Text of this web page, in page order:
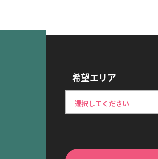
希望エリア